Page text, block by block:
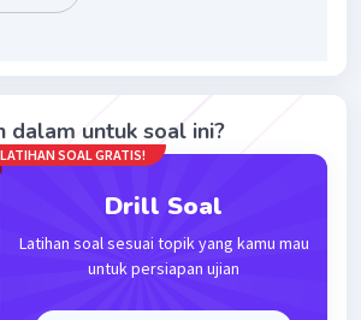
dalam untuk soal ini?
LATIHAN SOAL GRATIS!
Drill Soal
Latihan soal sesuai topik yang kamu mau
untuk persiapan ujian